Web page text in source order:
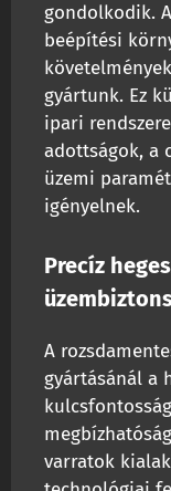
gondolkodik.
beépítési
gyártunk. Ez
ipari
adottságok, a
üzemi
igényelnek.
Precíz
A
gyártásánál a
varratok